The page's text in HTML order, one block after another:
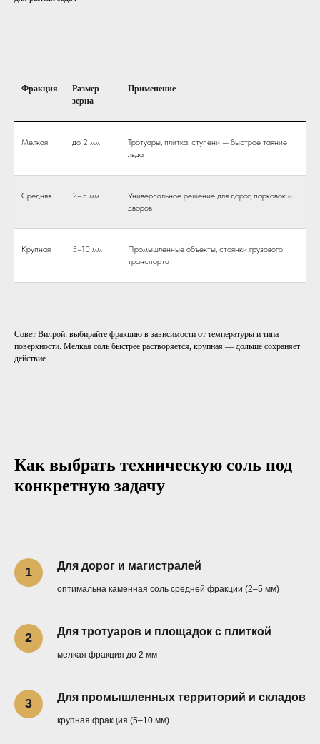
Фракция
Размер
зерна
Применение
Мелкая до 2 мм
Тротуары, плитка, ступени — быстрое таяние
льда
Средняя 2–5 мм
Универсальное решение для дорог, парковок и
дворов
Крупная 5–10 мм
Промышленные объекты, стоянки грузового
транспорта
Совет Вилрой: выбирайте фракцию в зависимости от температуры и типа
поверхности. Мелкая соль быстрее растворяется, крупная — дольше сохраняет
действие
Как выбрать техническую соль под
конкретную задачу
Для дорог и магистралей
оптимальна каменная соль средней фракции (2–5 мм)
Для тротуаров и площадок с плиткой
мелкая фракция до 2 мм
Для промышленных территорий и складов
крупная фракция (5–10 мм)